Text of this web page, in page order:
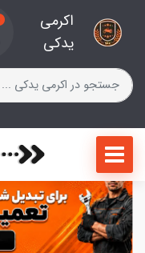
اکرمی
یدکی